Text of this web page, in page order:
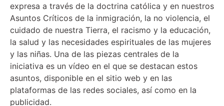
expresa a través de la doctrina católica y en nuestros
Asuntos Críticos de la inmigración, la no violencia, el
cuidado de nuestra Tierra, el racismo y la educación,
la salud y las necesidades espirituales de las mujeres
y las niñas. Una de las piezas centrales de la
iniciativa es un vídeo en el que se destacan estos
asuntos, disponible en el sitio web y en las
plataformas de las redes sociales, así como en la
publicidad.